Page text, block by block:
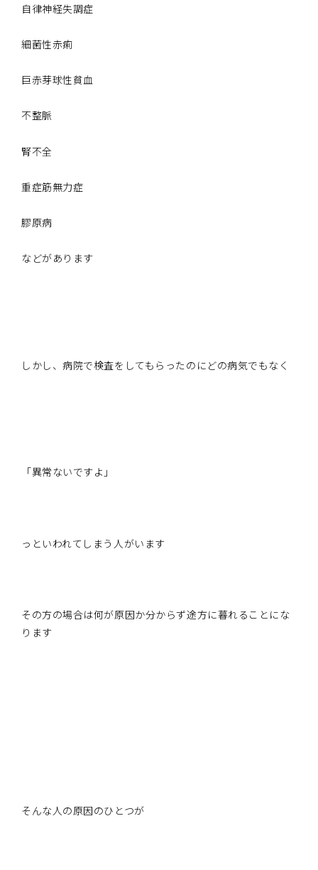
自律神経失調症
細菌性赤痢
巨赤芽球性貧血
不整脈
腎不全
重症筋無力症
膠原病
などがあります
しかし、病院で検査をしてもらったのにどの病気でもなく
「異常ないですよ」
っといわれてしまう人がいます
その方の場合は何が原因か分からず途方に暮れることにな
ります
そんな人の原因のひとつが